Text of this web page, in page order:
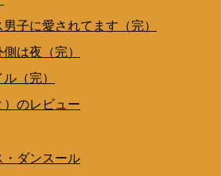
子に愛されてます（完）
は夜（完）
（完）
）のレビュー
・ダンスール